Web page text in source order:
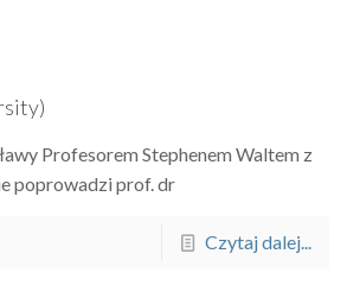
Profesorem Stephenem Waltem z
poprowadzi prof. dr
Czytaj dalej...